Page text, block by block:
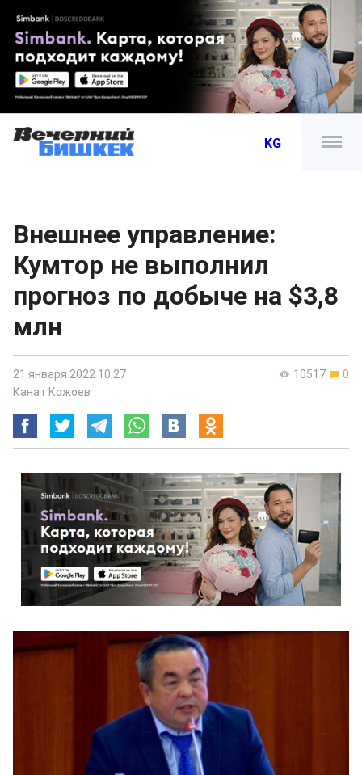
KG
Внешнее управление:
Кумтор не выполнил
прогноз по добыче на $3,8
млн
10517 0
21 января 2022 10:27
Канат Кожоев